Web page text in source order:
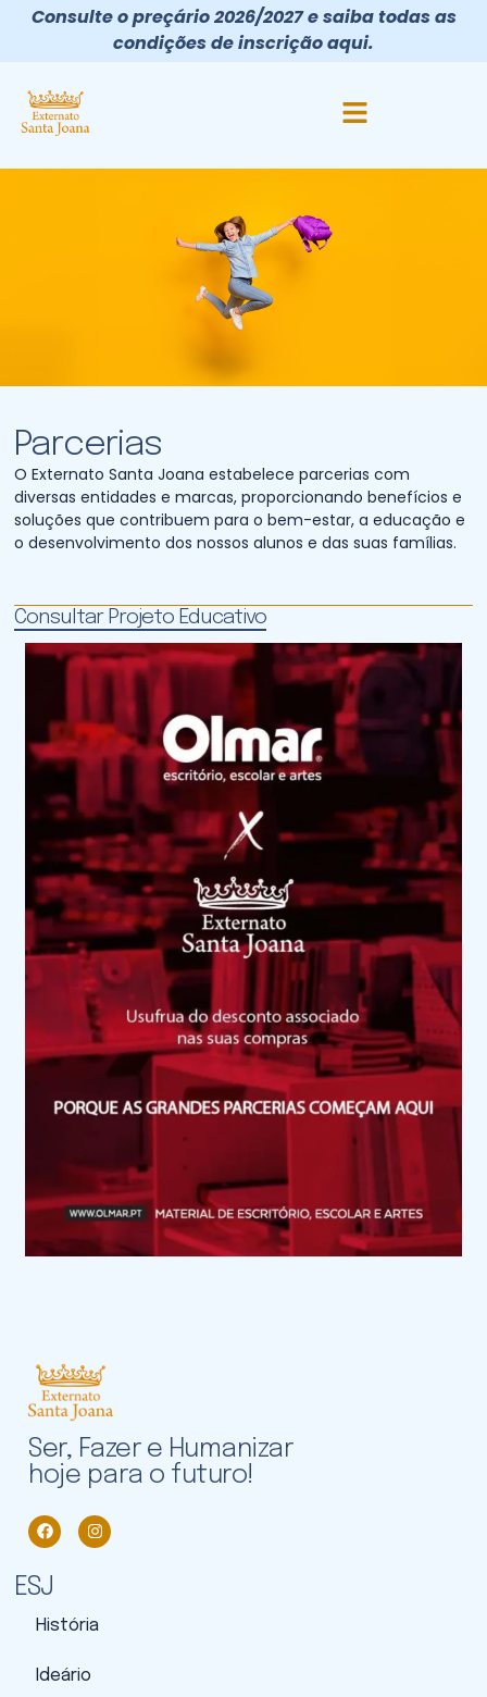
Consulte o preçário 2026/2027 e saiba todas as
condições de inscrição aqui.
Parcerias
O Externato Santa Joana estabelece parcerias com
diversas entidades e marcas, proporcionando benefícios e
soluções que contribuem para o bem-estar, a educação e
o desenvolvimento dos nossos alunos e das suas famílias.
Consultar Projeto Educativo
Ser, Fazer e Humanizar
hoje para o futuro!
ESJ
História
Ideário